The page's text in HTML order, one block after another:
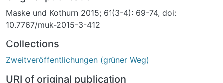
Maske und Kothurn 2015; 61(3-4): 69-74, doi:
10.7767/muk-2015-3-412
Collections
Zweitveröffentlichungen (grüner Weg)
URI of original publication